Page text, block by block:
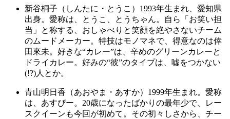
新谷桐子（しんたに・とうこ）1993年生まれ、愛知県
出身。愛称は、とうこ、とうちゃん。自ら「お笑い担
当」と称する、おしゃべりと笑顔を絶やさないチーム
のムードメーカー。特技はモノマネで、得意なのは倖
田來未。好きな“カレー”は、辛めのグリーンカレーと
ドライカレー。好みの“彼”のタイプは、嘘をつかない
(!?)人とか。
青山明日香（あおやま・あすか）1999年生まれ。愛称
は、あすぴー。20歳になったばかりの最年少で、レー
スクイーンも今回が初めて。その初々しさから、チー